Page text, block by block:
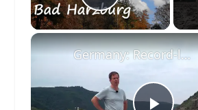
Play Video
Germany: Record-low Rhine water levels drive up transport costs in Germany.